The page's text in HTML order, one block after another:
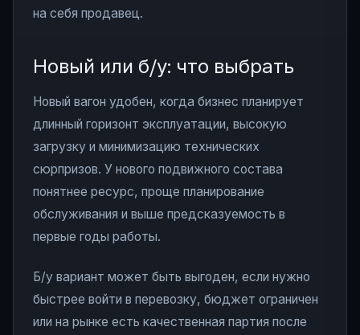
на себя продавец.
Новый или б/у: что выбрать
Новый вагон удобен, когда бизнес планирует
длинный горизонт эксплуатации, высокую
загрузку и минимизацию технических
сюрпризов. У нового подвижного состава
понятнее ресурс, проще планирование
обслуживания и выше предсказуемость в
первые годы работы.
Б/у вариант может быть выгоден, если нужно
быстрее войти в перевозку, бюджет ограничен
или на рынке есть качественная партия после